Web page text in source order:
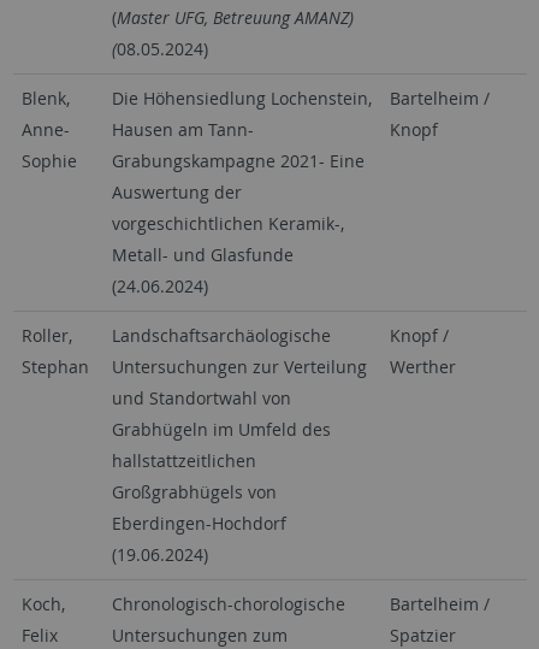
(Master UFG, Betreuung AMANZ)
(08.05.2024)
Blenk,
Anne-
Sophie
Die Höhensiedlung Lochenstein,
Hausen am Tann-
Grabungskampagne 2021- Eine
Auswertung der
vorgeschichtlichen Keramik-,
Metall- und Glasfunde
(24.06.2024)
Bartelheim /
Knopf
Roller,
Stephan
Landschaftsarchäologische
Untersuchungen zur Verteilung
und Standortwahl von
Grabhügeln im Umfeld des
hallstattzeitlichen
Großgrabhügels von
Eberdingen-Hochdorf
(19.06.2024)
Knopf /
Werther
Koch,
Felix
Chronologisch-chorologische
Untersuchungen zum
Bartelheim /
Spatzier